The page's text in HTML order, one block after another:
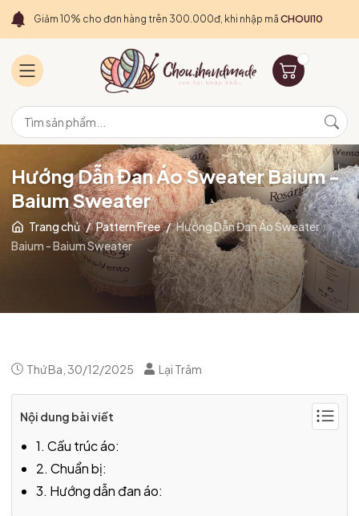
Giảm 10% cho đơn hàng trên 300.000đ, khi nhập mã CHOUI10
Hướng Dẫn Đan Áo Sweater Baium -
Baium Sweater
Trang chủ / Pattern Free / Hướng Dẫn Đan Áo Sweater
Baium - Baium Sweater
Thứ Ba, 30/12/2025 Lại Trâm
Nội dung bài viết
1. Cấu trúc áo:
2. Chuẩn bị:
3. Hướng dẫn đan áo: